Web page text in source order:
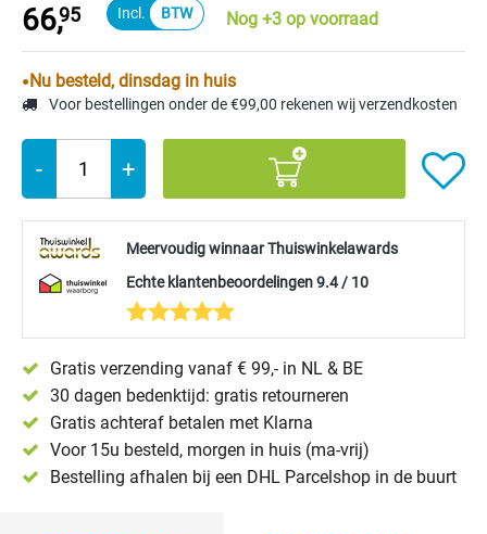
66,95 Nog +3 op voorraad
Nu besteld, dinsdag in huis
Voor bestellingen onder de €99,00 rekenen wij verzendkosten
- +
Meervoudig winnaar Thuiswinkelawards
Echte klantenbeoordelingen 9.4 / 10
Gratis verzending vanaf € 99,- in NL & BE
30 dagen bedenktijd: gratis retourneren
Gratis achteraf betalen met Klarna
Voor 15u besteld, morgen in huis (ma-vrij)
Bestelling afhalen bij een DHL Parcelshop in de buurt